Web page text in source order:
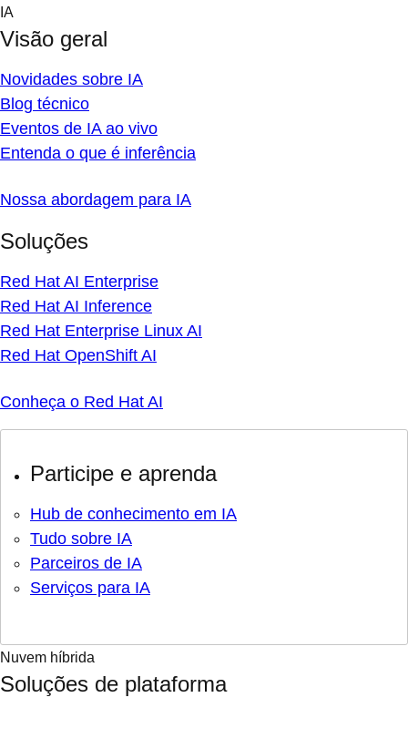
Skip
content
IA
Visão geral
Novidades sobre IA
Blog técnico
Eventos de IA ao vivo
Entenda o que é inferência
Nossa abordagem para IA
Soluções
Red Hat AI Enterprise
Red Hat AI Inference
Red Hat Enterprise Linux AI
Red Hat OpenShift AI
Conheça o Red Hat AI
Participe e aprenda
Hub de conhecimento em IA
Tudo sobre IA
Parceiros de IA
Serviços para IA
Nuvem híbrida
Soluções de plataforma